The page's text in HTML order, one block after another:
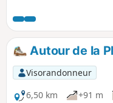
Saturnin. Cet univers
et d'exploration pour
poète Maurice Rollinat.
Autour de la
Visorandonneur
6,50 km
+91 m